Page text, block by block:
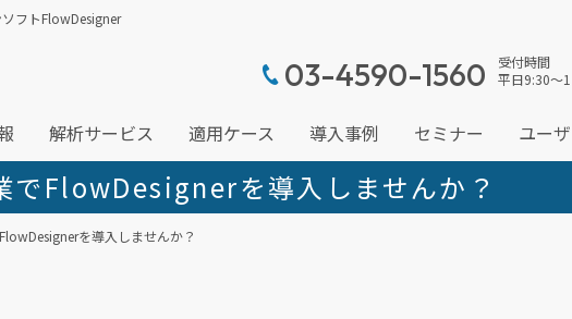
フトFlowDesigner
03-4590-1560
受付時間
平日9:30～
解析サービス 適用ケース 導入事例 セミナー ユー
でFlowDesignerを導入しませんか？
を導入しませんか？